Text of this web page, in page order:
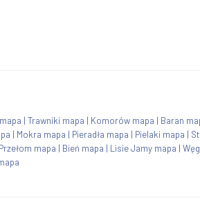
| Trawniki mapa | Komorów mapa | Baran
| Mokra mapa | Pieradła mapa | Pielaki mapa |
Przełom mapa | Bień mapa | Lisie Jamy mapa |